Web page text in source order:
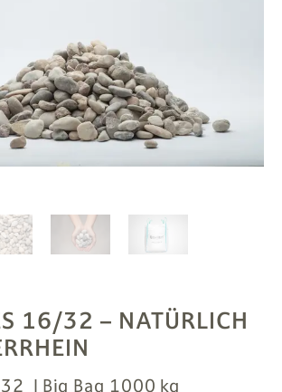
16/32 – NATÜRLICH
Big Bag 1000 kg